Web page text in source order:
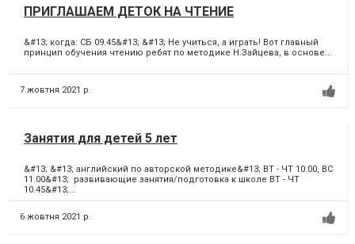
ПРИГЛАШАЕМ ДЕТОК НА ЧТЕНИЕ
&#13; когда: СБ 09.45&#13; &#13; Не учиться, а играть! Вот главный
принцип обучения чтению ребят по методике Н.Зайцева, в основе...
7 жовтня 2021 р.
Занятия для детей 5 лет
&#13; &#13; английский по авторской методике&#13; ВТ - ЧТ 10.00, ВС
11.00&#13; развивающие занятия/подготовка к школе ВТ - ЧТ
10.45&#13;...
6 жовтня 2021 р.